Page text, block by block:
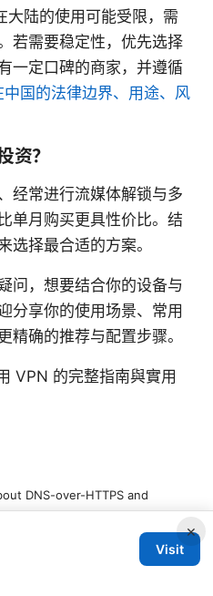
大陆的使用可能受限，需
若需要稳定性，优先选择
一定口碑的商家，并遵循
国的法律边界、用途、风
资？
经常进行流媒体解锁与多
单月购买更具性价比。结
选择最合适的方案。
问，想要结合你的设备与
分享你的使用场景、常用
精确的推荐与配置步骤。
VPN 的完整指南與實用
DNS-over-HTTPS and
×
Visit